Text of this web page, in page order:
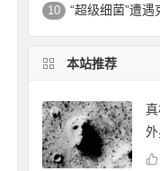
10 “超级细菌”遭遇克星
本站推荐